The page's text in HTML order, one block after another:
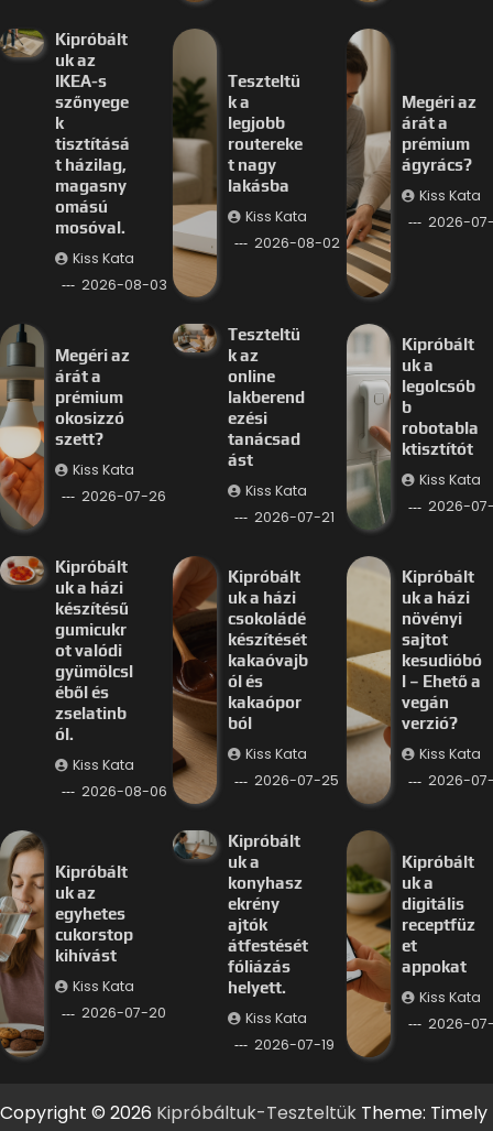
Kipróbált
uk az
IKEA-s
szőnyege
k
tisztításá
t házilag,
magasny
omású
mosóval.
Kiss Kata
2026-08-03
Teszteltü
k a
legjobb
routereke
t nagy
lakásba
Kiss Kata
2026-08-02
Megéri az
árát a
prémium
ágyrács?
Kiss Kata
2026-
Megéri az
árát a
prémium
okosizzó
szett?
Kiss Kata
2026-07-26
Teszteltü
k az
online
lakberend
ezési
tanácsad
ást
Kiss Kata
2026-07-21
Kipróbált
uk a
legolcsób
b
robotabla
ktisztítót
Kiss Kata
2026-
Kipróbált
uk a házi
készítésű
gumicukr
ot valódi
gyümölcsl
éből és
zselatinb
ól.
Kiss Kata
2026-08-06
Kipróbált
uk a házi
csokoládé
készítését
kakaóvajb
ól és
kakaópor
ból
Kiss Kata
2026-07-25
Kipróbált
uk a házi
növényi
sajtot
kesudióbó
l – Ehető a
vegán
verzió?
Kiss Kata
2026-
Kipróbált
uk az
egyhetes
cukorstop
kihívást
Kiss Kata
2026-07-20
Kipróbált
uk a
konyhasz
ekrény
ajtók
átfestését
fóliázás
helyett.
Kiss Kata
2026-07-19
Kipróbált
uk a
digitális
receptfüz
et
appokat
Kiss Kata
2026-
Copyright © 2026 Kipróbáltuk-Teszteltük Theme: Timely